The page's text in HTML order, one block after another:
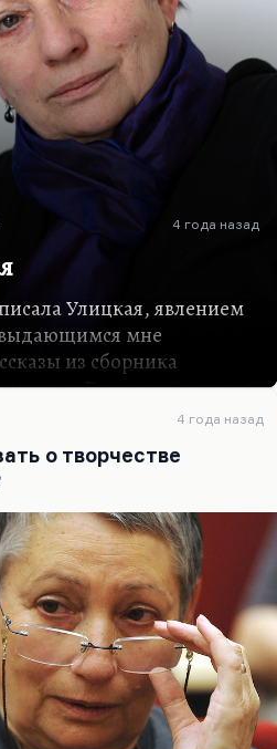
было более глубоко,
более метафизически,…
4 года назад
Улицкая, явлением
мне
из сборника
Розанова, которая
прочла эти рассказы
— по-моему, в
журнале.
что там сошлись три
Улицкой, которые придают
потрясена опытом
— очень точный
массового сознания,
внедряются уже на
Ведь советская
4 года назад
о творчестве